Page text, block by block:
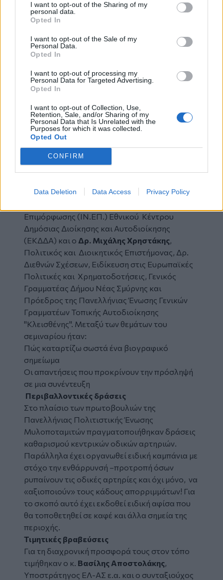
I want to opt-out of the Sharing of my
personal data.
Opted In
I want to opt-out of the Sale of my
Personal Data.
Opted In
I want to opt-out of processing my
Personal Data for Targeted Advertising.
Opted In
I want to opt-out of Collection, Use,
Retention, Sale, and/or Sharing of my
Personal Data that Is Unrelated with the
Purposes for which it was collected.
Opted Out
CONFIRM
Data Deletion Data Access Privacy Policy
Μυλοποταμιτών. «Την πρόταση μας τη θέτουμε
και σήμερα ενώπιον σας, ελπίζοντας να
βρει ευήκοα ώτα, προκειμένου να καθιερωθεί»
σημείωσε χαρακτηριστικά. Να σημειωθεί ότι
στην πρόταση προβλεπόταν οι δικαιούχοι να
αναδεικνύονται με την καθιέρωση
συγκεκριμένων κριτηρίων, ενώ θα υπάρχει
συμβάλλουν με τις προσφορές τους στο Ταμείο
Υποτροφιών.
Σεμινάριο για την αγορά εργασίας
πραγματοποιήθηκε και ειδικό επιμορφωτικό
σεμινάριο στο οποίο συμμετείχαν οι φοιτητές
συντόνισαν ηΔρ Αγγελική Μπουρμπούλη,
Επιμόρφωσης (ΙΝ.ΕΠ.) Εθνικού Κέντρου
Δημόσιας Διοίκησης και Αυτοδιοίκησης
(ΕΚΔΔΑ) και ο Δρ. Μιχάλης Χρηστάκης
Πολιτικός και Διοικητικός Επιστήμονας, Δρ.
Διεθνών Σχέσεων, Ειδίκευση στις Ευρωπαϊκές
Πολιτικές και Χρηματοδοτήσεις, Γενικός
Γραμματέας Δήμου Νέας Σμύρνης και
Πρόεδρος της Πανελλήνιας Ένωσης Γενικών
Γραμματέων Τοπικής Αυτοδιοίκησης
"Κλεισθένης". Μεταξύ των θεμάτων του
σεμιναρίου ήταν:
Πώς καταρτίζω σωστά ένα βιογραφικό
σημείωμα
Οι απαντήσεις που προκρίνουν την πρόσληψή
σε μια συνέντευξη
Περιβαλλοντικές δράσεις
Στο πλαίσιο των πρωτοβουλιών της
Πανελλήνιας Πολιτιστικής Ένωσης
Μυλοποταμιτών πραγματοποιήθηκαν δράσεις
καθαρισμού κεντρικών οδικών αρτηριών.
Παράλληλα έχει οργανωθεί ειδική καμπάνια με
στόχο την ενθάρρυνσή –προτροπή όσων
ρυπαίνουν τις οδικές αρτηρίες και όχι μόνο, να
«αξιοποιούν» τους κάδους απορριμμάτων! Για
το σκοπό αυτό έχει εκδοθεί ειδική αφίσα που
θα τοποθετηθεί σε καφέ και άλλα σημεία της
περιοχής.
Τιμητικές βραβεύσεις
Για τη διαχρονική προσφορά τους στον τόπο
τιμήθηκαν ο κ. Βασίλης Αποστολάκης
Υποστράτηγος ΕΛ-ΑΣ ε.α. και ο συνταξιούχος